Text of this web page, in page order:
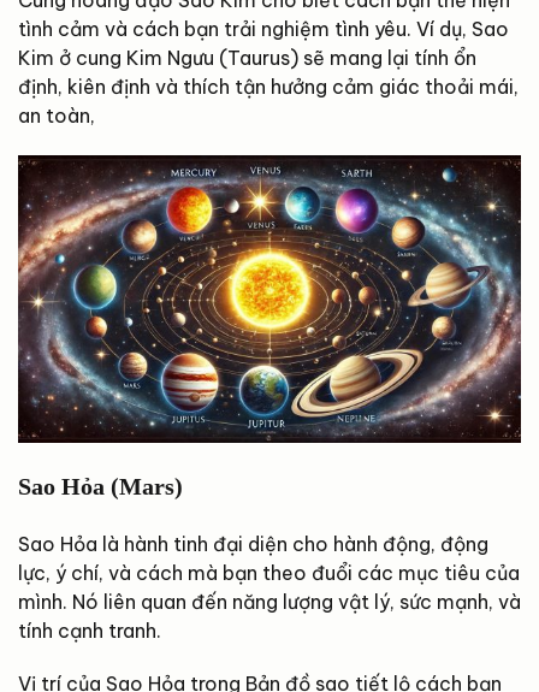
tình cảm và cách bạn trải nghiệm tình yêu. Ví dụ, Sao
Kim ở cung Kim Ngưu (Taurus) sẽ mang lại tính ổn
định, kiên định và thích tận hưởng cảm giác thoải mái,
an toàn,
Sao Hỏa (Mars)
Sao Hỏa là hành tinh đại diện cho hành động, động
lực, ý chí, và cách mà bạn theo đuổi các mục tiêu của
mình. Nó liên quan đến năng lượng vật lý, sức mạnh, và
tính cạnh tranh.
Vị trí của Sao Hỏa trong Bản đồ sao tiết lộ cách bạn